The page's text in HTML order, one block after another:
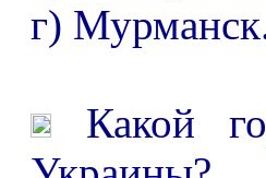
г)
Какой